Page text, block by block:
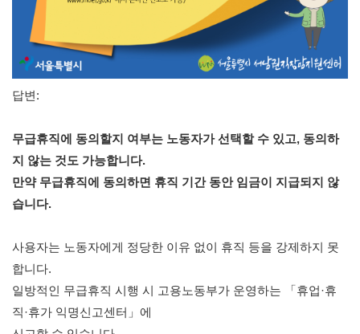
답변:
무급휴직에 동의할지 여부는 노동자가 선택할 수 있고, 동의하
지 않는 것도 가능합니다.
만약 무급휴직에 동의하면 휴직 기간 동안 임금이 지급되지 않
습니다.
사용자는 노동자에게 정당한 이유 없이 휴직 등을 강제하지 못
합니다.
일방적인 무급휴직 시행 시 고용노동부가 운영하는 「휴업·휴
직·휴가 익명신고센터」에